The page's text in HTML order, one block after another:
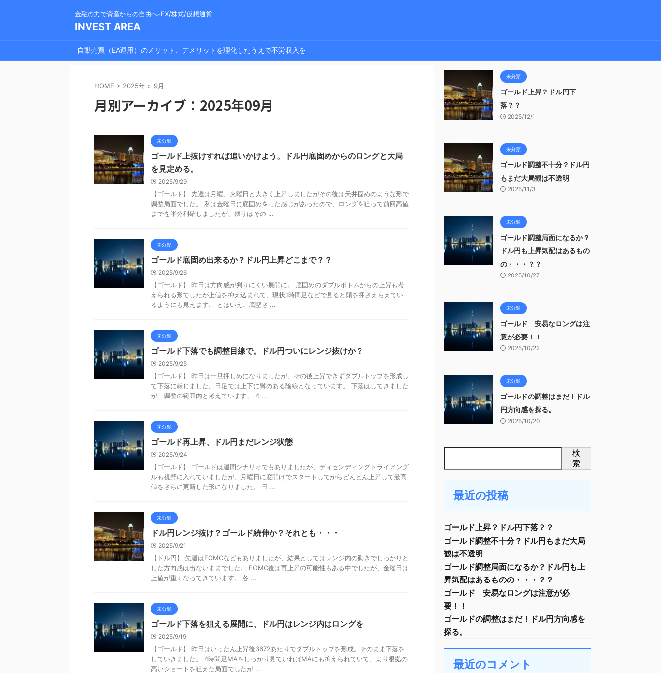
金融の力で資産からの自由へ-FX/株式/仮想通貨
INVEST AREA
自動売買（EA運用）のメリット、デメリットを理化したうえで不労収入を
HOME > 2025年 > 9月
月別アーカイブ：2025年09月
未分類
ゴールド上抜けすれば追いかけよう。ドル円底固めからのロングと大局
を見定める。
2025/9/29
【ゴールド】 先週は月曜、火曜日と大きく上昇しましたがその後は天井固めのような形で
調整局面でした。 私は金曜日に底固めをした感じがあったので、ロングを狙って前回高値
までを半分利確しましたが、残りはその ...
未分類
ゴールド底固め出来るか？ドル円上昇どこまで？？
2025/9/26
【ゴールド】 昨日は方向感が判りにくい展開に。 底固めのダブルボトムからの上昇も考
えられる形でしたが上値を抑え込まれて、現状1時間足などで見ると頭を押さえらえてい
るようにも見えます。 とはいえ、底堅さ ...
未分類
ゴールド下落でも調整目線で。ドル円ついにレンジ抜けか？
2025/9/25
【ゴールド】 昨日は一旦押しめになりましたが、その後上昇できずダブルトップを形成し
て下落に転じました。日足では上下に髯のある陰線となっています。 下落はしてきました
が、調整の範囲内と考えています。 4 ...
未分類
ゴールド再上昇、ドル円まだレンジ状態
2025/9/24
【ゴールド】 ゴールドは週間シナリオでもありましたが、ディセンディングトライアング
ルも視野に入れていましたが、月曜日に窓開けでスタートしてからどんどん上昇して最高
値をさらに更新した形になりました。 日 ...
未分類
ドル円レンジ抜け？ゴールド続伸か？それとも・・・
2025/9/21
【ドル円】 先週はFOMCなどもありましたが、結果としてはレンジ内の動きでしっかりと
した方向感は出ないままでした。 FOMC後は再上昇の可能性もある中でしたが、金曜日は
上値が重くなってきています。 各 ...
未分類
ゴールド下落を狙える展開に、ドル円はレンジ内はロングを
2025/9/19
【ゴールド】 昨日はいったん上昇後3672あたりでダブルトップを形成。そのまま下落を
していきました。 4時間足MAをしっかり見ていればMAにも抑えられていて、より根拠の
高いショートを狙えた局面でしたが ...
未分類
ゴールド上昇？ドル円下
落？？
2025/12/1
未分類
ゴールド調整不十分？ドル円
もまだ大局観は不透明
2025/11/3
未分類
ゴールド調整局面になるか？
ドル円も上昇気配はあるもの
の・・・？？
2025/10/27
未分類
ゴールド 安易なロングは注
意が必要！！
2025/10/22
未分類
ゴールドの調整はまだ！ドル
円方向感を探る。
2025/10/20
検
索
最近の投稿
ゴールド上昇？ドル円下落？？
ゴールド調整不十分？ドル円もまだ大局
観は不透明
ゴールド調整局面になるか？ドル円も上
昇気配はあるものの・・・？？
ゴールド 安易なロングは注意が必
要！！
ゴールドの調整はまだ！ドル円方向感を
探る。
最近のコメント